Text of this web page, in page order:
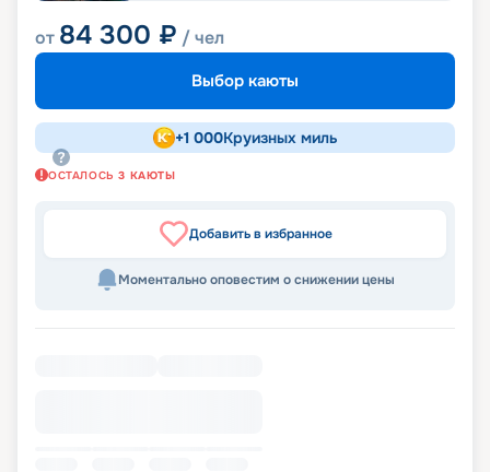
от 84 300 ₽ / чел
Выбор каюты
+1 000Круизных миль
ОСТАЛОСЬ 3 КАЮТЫ
Добавить в избранное
Моментально оповестим о снижении цены